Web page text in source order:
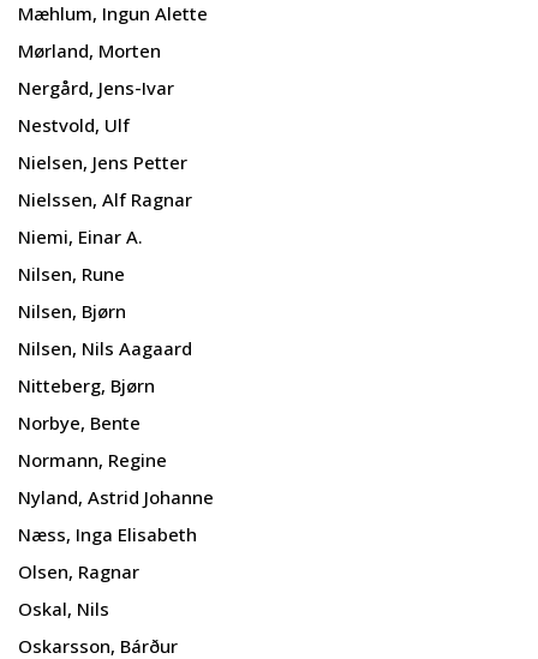
Mæhlum, Ingun Alette
Mørland, Morten
Nergård, Jens-Ivar
Nestvold, Ulf
Nielsen, Jens Petter
Nielssen, Alf Ragnar
Niemi, Einar A.
Nilsen, Rune
Nilsen, Bjørn
Nilsen, Nils Aagaard
Nitteberg, Bjørn
Norbye, Bente
Normann, Regine
Nyland, Astrid Johanne
Næss, Inga Elisabeth
Olsen, Ragnar
Oskal, Nils
Oskarsson, Bárður